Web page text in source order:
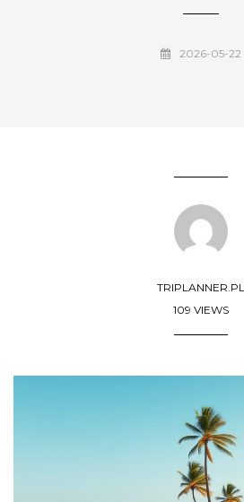
2026-05-22
TRIPLANNER.PL
109 VIEWS